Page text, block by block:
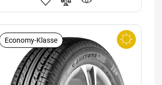
Economy-Klasse